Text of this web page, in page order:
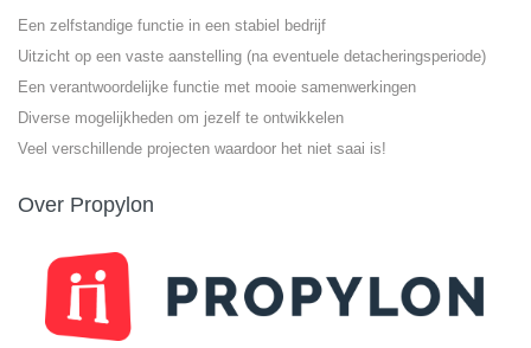
Een zelfstandige functie in een stabiel bedrijf
Uitzicht op een vaste aanstelling (na eventuele detacheringsperiode)
Een verantwoordelijke functie met mooie samenwerkingen
Diverse mogelijkheden om jezelf te ontwikkelen
Veel verschillende projecten waardoor het niet saai is!
Over Propylon